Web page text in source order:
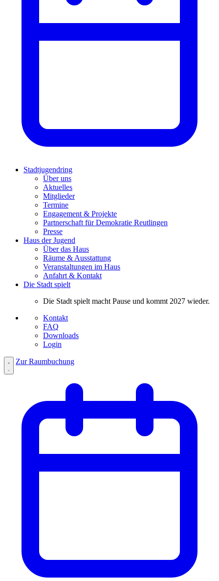
Stadtjugendring
Über uns
Aktuelles
Mitglieder
Termine
Engagement & Projekte
Partnerschaft für Demokratie Reutlingen
Presse
Haus der Jugend
Über das Haus
Räume & Ausstattung
Veranstaltungen im Haus
Anfahrt & Kontakt
Die Stadt spielt
Die Stadt spielt macht Pause und kommt 2027 wieder.
Kontakt
FAQ
Downloads
Login
Zur Raumbuchung